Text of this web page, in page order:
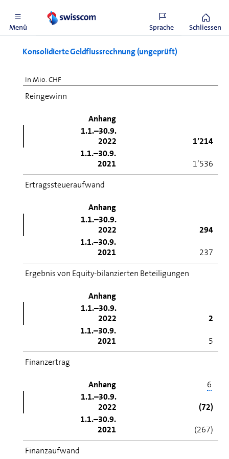
Menü Sprache Schliessen
Konsolidierte Geldflussrechnung (ungeprüft)
In Mio. CHF
Reingewinn
Anhang
1.1.–30.9.
2022
1’214
1.1.–30.9.
2021
1’536
Ertragssteueraufwand
Anhang
1.1.–30.9.
2022
294
1.1.–30.9.
2021
237
Ergebnis von Equity-bilanzierten Beteiligungen
Anhang
1.1.–30.9.
2022
2
1.1.–30.9.
2021
5
Finanzertrag
Anhang
6
1.1.–30.9.
2022
(72)
1.1.–30.9.
2021
(267)
Finanzaufwand